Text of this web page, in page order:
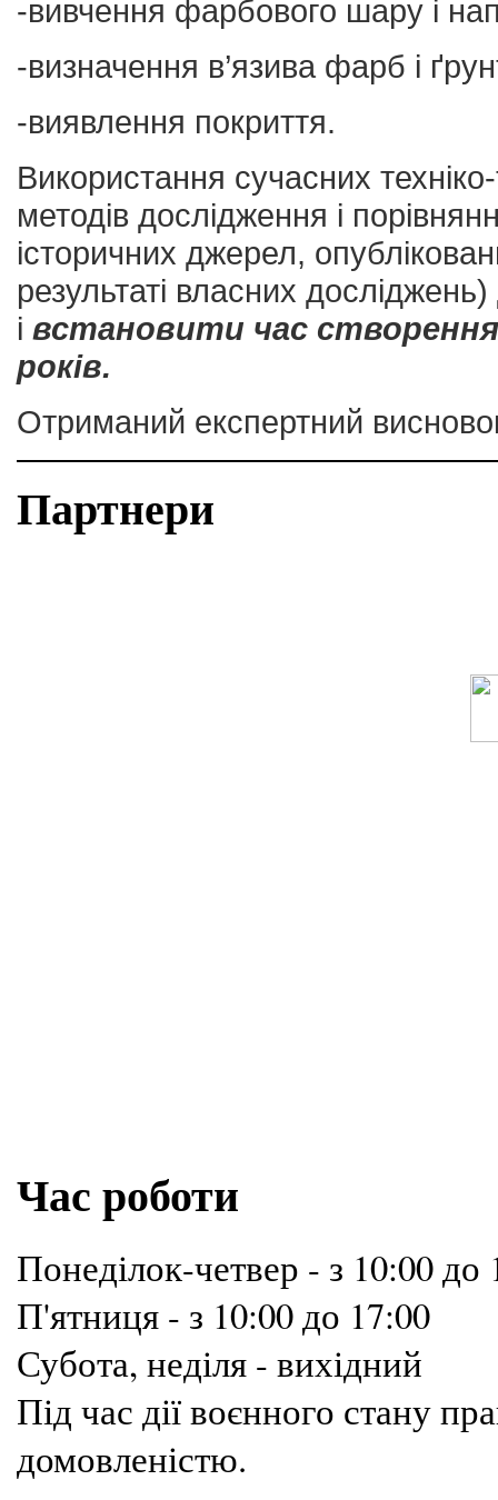
-вивчення фарбового шару і
-визначення в’язива фарб і
-виявлення покриття.
Використання сучасних техніко-
методів дослідження і
історичних джерел,
результаті власних
і встановити час
років.
Отриманий експертний
Партнери
Час роботи
Понеділок-четвер - з 10:00 до
П'ятниця - з 10:00 до 17:00
Субота, неділя - вихідний
Під час дії воєнного стану
домовленістю.